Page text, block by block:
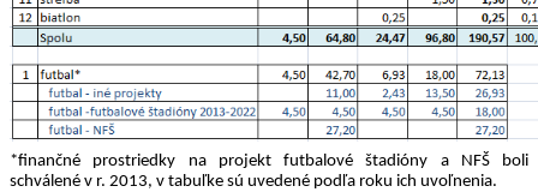
*finančné prostriedky na projekt futbalové štadióny a NFŠ boli
schválené v r. 2013, v tabuľke sú uvedené podľa roku ich uvoľnenia.